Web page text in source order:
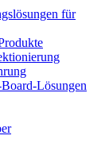
für
Lösungen